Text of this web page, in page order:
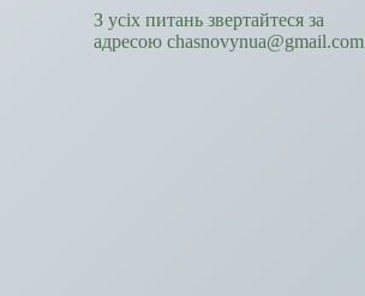
З усіх питань звертайтеся за
адресою chasnovynua@gmail.com